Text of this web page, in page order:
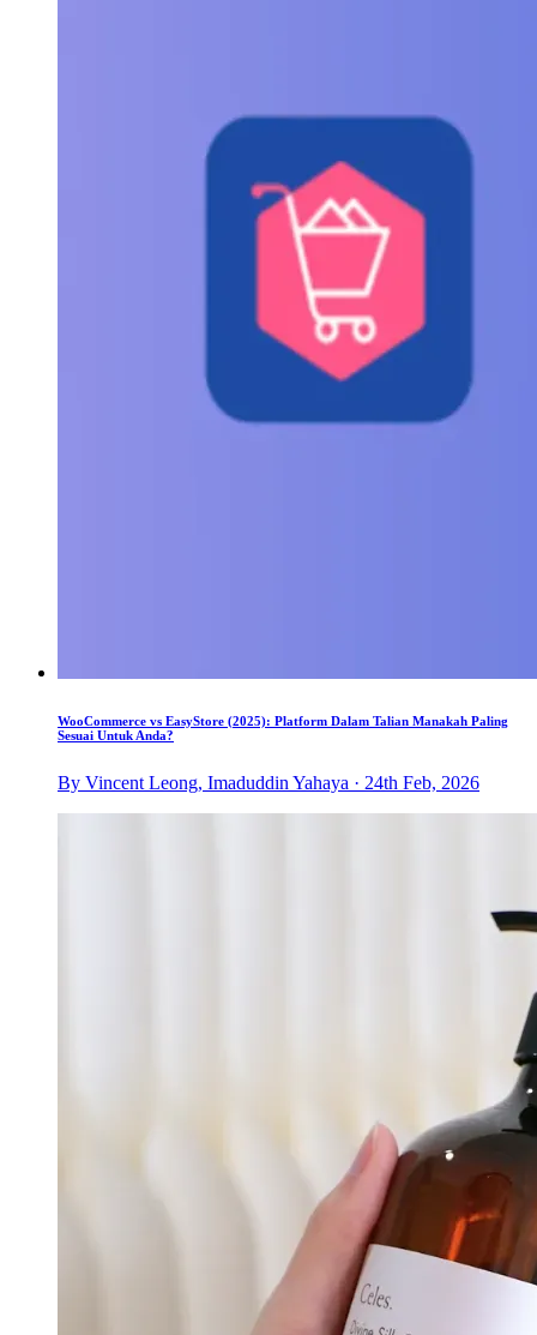
WooCommerce vs EasyStore (2025): Platform Dalam Talian Manakah Paling
Sesuai Untuk Anda?
By Vincent Leong, Imaduddin Yahaya · 24th Feb, 2026